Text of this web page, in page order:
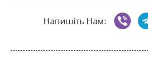
Напишіть Нам: